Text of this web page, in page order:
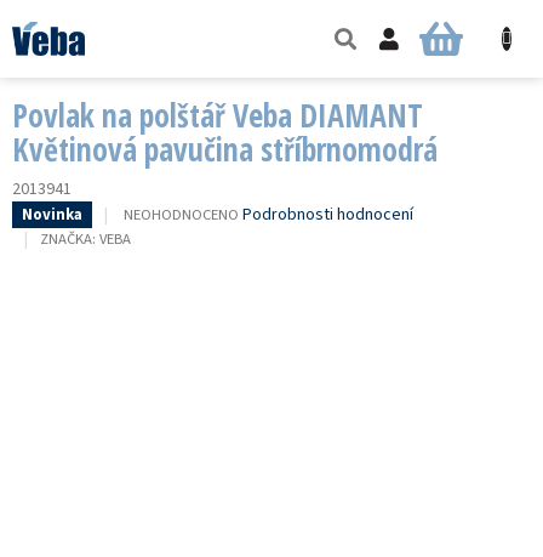
na
obsah
NÁKUPNÍ
Povlak na polštář Veba DIAMANT
Květinová pavučina stříbrnomodrá
2013941
Novinka
PRŮMĚRNÉ
HODNOCENÍ
NEOHODNOCENO Podrobnosti hodnocení
ZNAČKA: VEBA